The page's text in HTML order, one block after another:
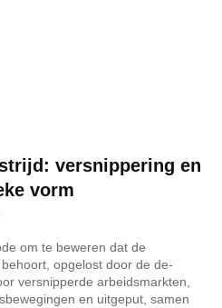
versnippering en
vorm
om te beweren dat de
opgelost door de de-
versnipperde arbeidsmarkten,
en uitgeput, samen